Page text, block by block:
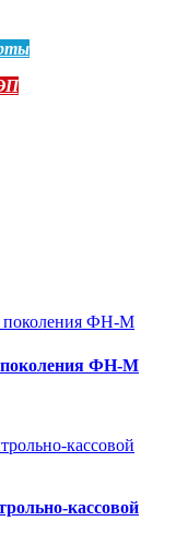
поколения ФН-М
кассовой